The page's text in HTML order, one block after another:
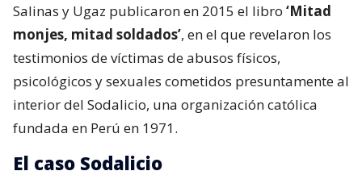
Salinas y Ugaz publicaron en 2015 el libro ‘Mitad
monjes, mitad soldados’, en el que revelaron los
testimonios de víctimas de abusos físicos,
psicológicos y sexuales cometidos presuntamente al
interior del Sodalicio, una organización católica
fundada en Perú en 1971.
El caso Sodalicio